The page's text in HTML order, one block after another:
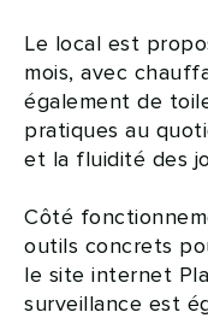
Le local est
mois, avec
également de
pratiques au
et la fluidité des
Côté
outils concrets
le site internet
surveillance est